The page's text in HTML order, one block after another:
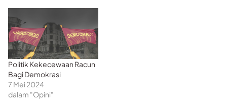
Politik Kekecewaan Racun
Bagi Demokrasi
7 Mei 2024
dalam "Opini"